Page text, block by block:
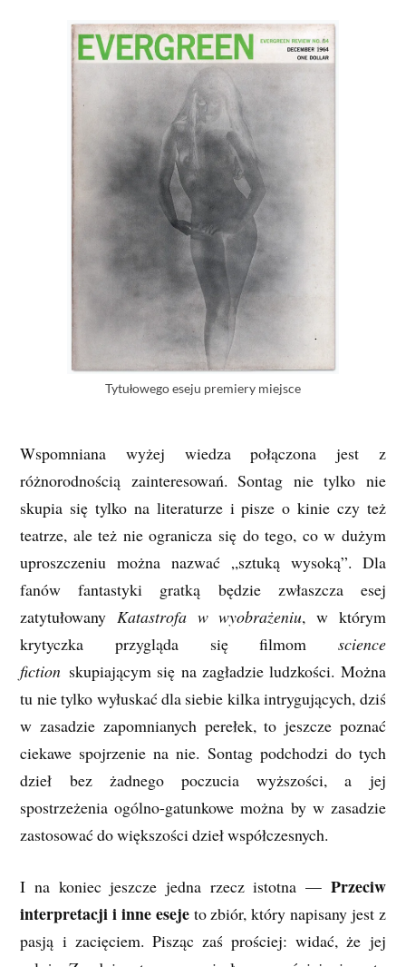
Tytułowego eseju premiery miejsce
Wspomniana wyżej wiedza połączona jest z
różnorodnością zainteresowań. Sontag nie tylko nie
skupia się tylko na literaturze i pisze o kinie czy też
teatrze, ale też nie ogranicza się do tego, co w dużym
uproszczeniu można nazwać „sztuką wysoką”. Dla
fanów fantastyki gratką będzie zwłaszcza esej
zatytułowanyKatastrofa w wyobrażeniu, w którym
krytyczka przygląda się filmom science
fiction skupiającym się na zagładzie ludzkości. Można
tu nie tylko wyłuskać dla siebie kilka intrygujących, dziś
w zasadzie zapomnianych perełek, to jeszcze poznać
ciekawe spojrzenie na nie. Sontag podchodzi do tych
dzieł bez żadnego poczucia wyższości, a jej
spostrzeżenia ogólno-gatunkowe można by w zasadzie
zastosować do większości dzieł współczesnych.
I na koniec jeszcze jedna rzecz istotna — Przeciw
interpretacji i inne esejeto zbiór, który napisany jest z
pasją i zacięciem. Pisząc zaś prościej: widać, że jej